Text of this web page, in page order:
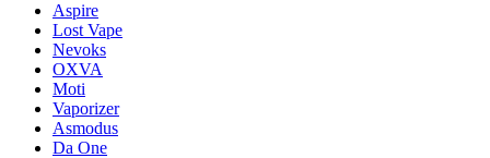
Aspire
Lost Vape
Nevoks
OXVA
Moti
Vaporizer
Asmodus
Da One